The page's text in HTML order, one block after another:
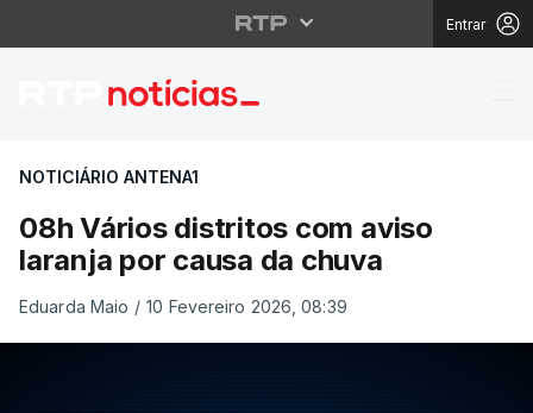
Entrar
08h Vários distritos
NOTICIÁRIO ANTENA1
08h Vários distritos com aviso
laranja por causa da chuva
Eduarda Maio / 10 Fevereiro 2026, 08:39